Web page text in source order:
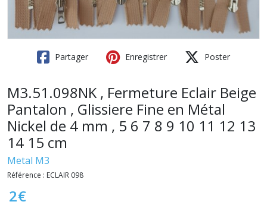
Partager Enregistrer Poster
M3.51.098NK , Fermeture Eclair Beige
Pantalon , Glissiere Fine en Métal
Nickel de 4 mm , 5 6 7 8 9 10 11 12 13
14 15 cm
Metal M3
Référence : ECLAIR 098
2€